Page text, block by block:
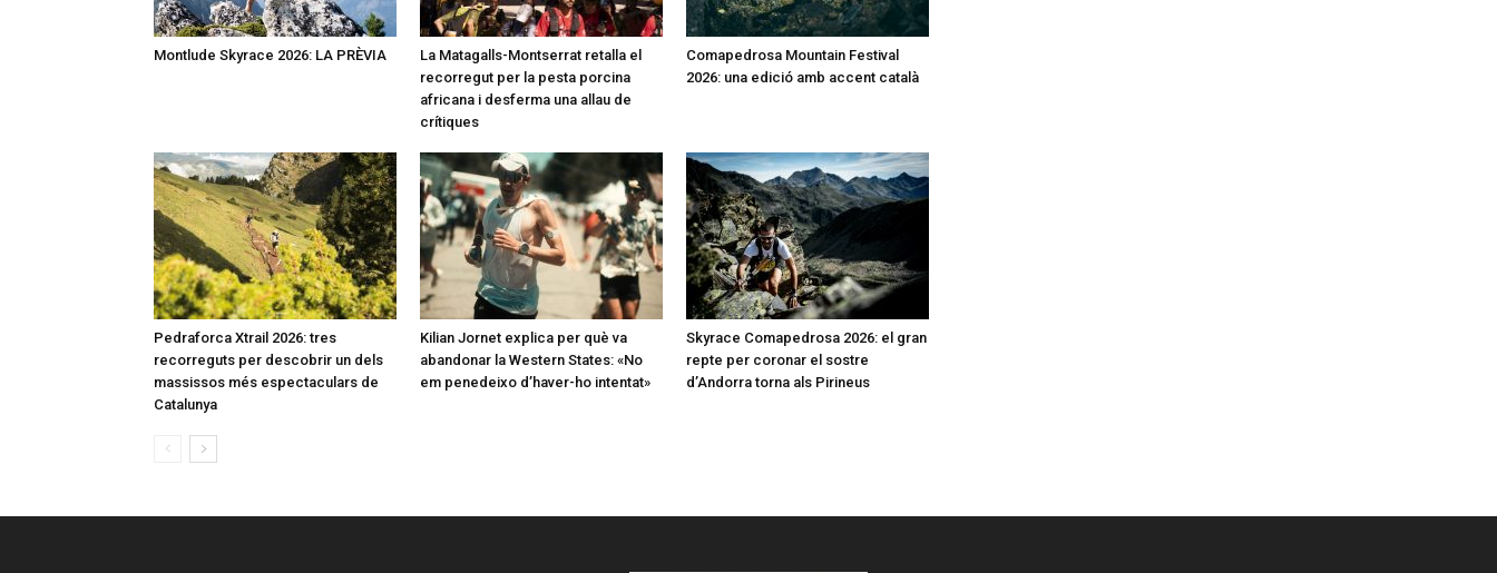
Montlude Skyrace 2026: LA PRÈVIA
La Matagalls-Montserrat retalla el
recorregut per la pesta porcina
africana i desferma una allau de
crítiques
Comapedrosa Mountain Festival
2026: una edició amb accent català
Pedraforca Xtrail 2026: tres
recorreguts per descobrir un dels
massissos més espectaculars de
Catalunya
Kilian Jornet explica per què va
abandonar la Western States: «No
em penedeixo d’haver-ho intentat»
Skyrace Comapedrosa 2026: el gran
repte per coronar el sostre
d’Andorra torna als Pirineus